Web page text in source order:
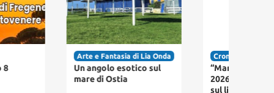
e Fantasia di Lia Onda
esotico sul
di Ostia
Cronaca
“Mare e Laghi Sicuri
2026” Ferragosto sicuro